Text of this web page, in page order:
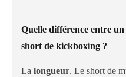
Quelle différence entre
short de kickboxing ?
La longueur. Le short de